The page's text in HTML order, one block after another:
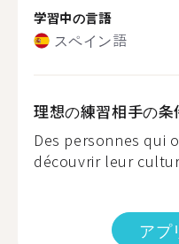
学習中の言語
スペイン語
理想の練習相手の条
Des personnes qui
découvrir leur
アプ